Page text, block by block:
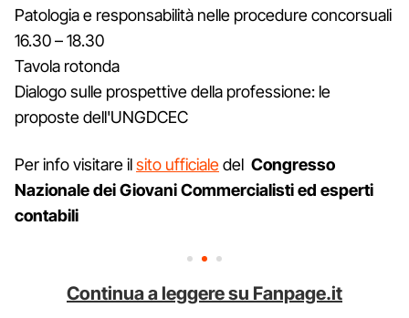
Patologia e responsabilità nelle procedure concorsuali
16.30 – 18.30
Tavola rotonda
Dialogo sulle prospettive della professione: le
proposte dell'UNGDCEC
Per info visitare ilsito ufficialedel Congresso
Nazionale dei Giovani Commercialisti ed esperti
contabili
Continua a leggere su Fanpage.it